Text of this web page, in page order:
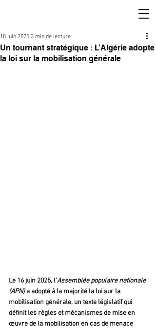
Un tournant stratégique : L’Algérie adopte
la loi sur la mobilisation générale
18 juin 2025 3 min de lecture
Le 16 juin 2025, l’Assemblée populaire nationale
(APN) a adopté à la majorité la loi sur la
mobilisation générale, un texte législatif qui
définit les règles et mécanismes de mise en
œuvre de la mobilisation en cas de menace